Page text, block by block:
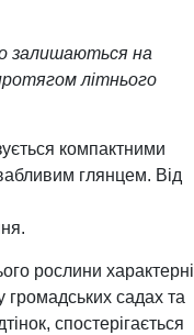
залишаються на
літнього
компактними
глянцем. Від
рослини характерні
громадських садах та
спостерігається